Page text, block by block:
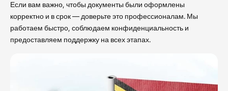
Если вам важно, чтобы документы были оформлены
корректно и в срок — доверьте это профессионалам. Мы
работаем быстро, соблюдаем конфиденциальность и
предоставляем поддержку на всех этапах.